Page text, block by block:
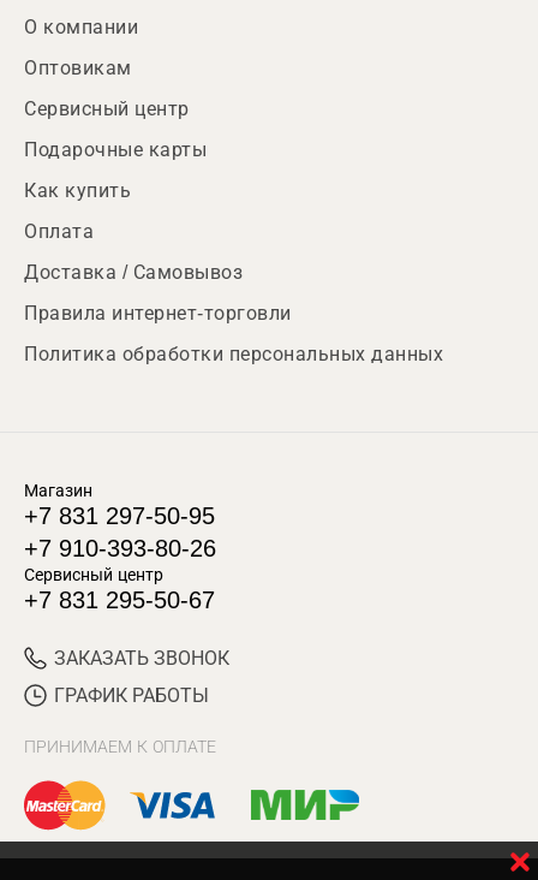
О компании
Оптовикам
Сервисный центр
Подарочные карты
Как купить
Оплата
Доставка / Самовывоз
Правила интернет-торговли
Политика обработки персональных данных
Магазин
+7 831 297-50-95
+7 910-393-80-26
Сервисный центр
+7 831 295-50-67
ЗАКАЗАТЬ ЗВОНОК
ГРАФИК РАБОТЫ
ПРИНИМАЕМ К ОПЛАТЕ